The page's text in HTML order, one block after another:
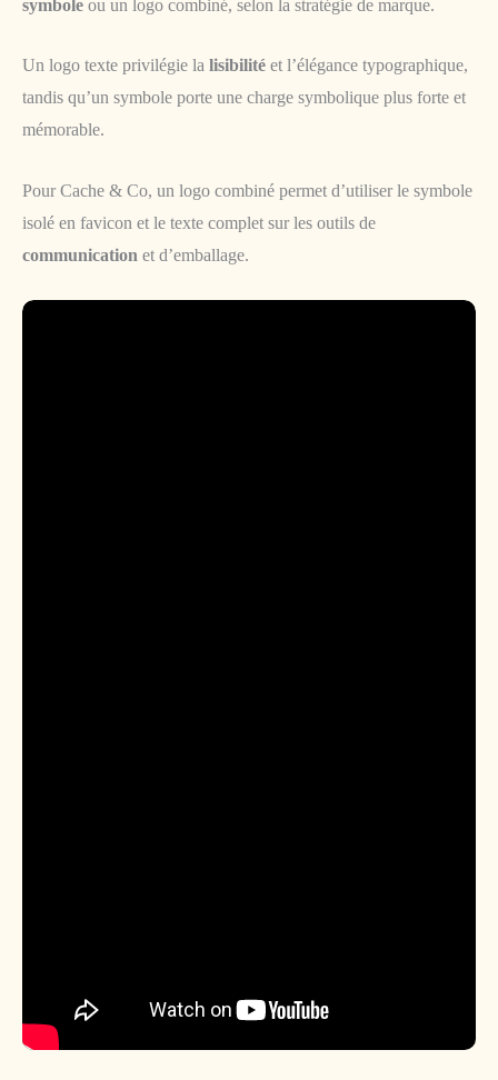
symbole ou un logo combiné, selon la stratégie de marque.
Un logo texte privilégie la lisibilité et l’élégance typographique,
tandis qu’un symbole porte une charge symbolique plus forte et
mémorable.
Pour Cache & Co, un logo combiné permet d’utiliser le symbole
isolé en favicon et le texte complet sur les outils de
communication et d’emballage.